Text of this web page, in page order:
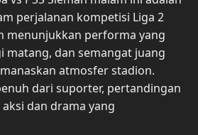
perjalanan kompetisi Liga 2
menunjukkan performa yang
matang, dan semangat juang
atmosfer stadion.
dari suporter, pertandingan
dan drama yang